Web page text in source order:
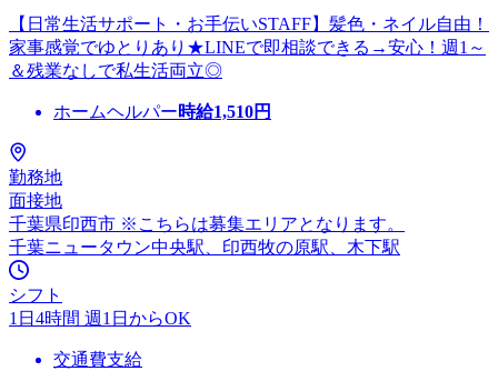
【日常生活サポート・お手伝いSTAFF】髪色・ネイル自由！
家事感覚でゆとりあり★LINEで即相談できる→安心！週1～
＆残業なしで私生活両立◎
ホームヘルパー時給1,510円
勤務地
面接地
千葉県印西市 ※こちらは募集エリアとなります。
千葉ニュータウン中央駅、印西牧の原駅、木下駅
シフト
1日4時間 週1日からOK
交通費支給